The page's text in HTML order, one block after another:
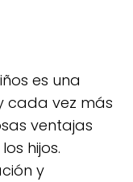
es una
cada vez más
ventajas
hijos.
y